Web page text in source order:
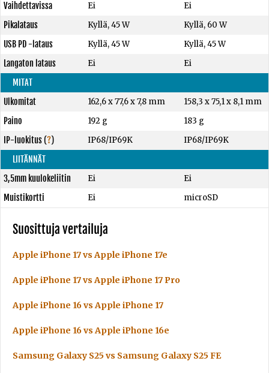
Vaihdettavissa
Ei
Ei
Pikalataus
Kyllä, 45 W
Kyllä, 60 W
USB PD -lataus
Kyllä, 45 W
Kyllä, 45 W
Langaton lataus
Ei
Ei
MITAT
Ulkomitat
162,6 x 77,6 x 7,8 mm
158,3 x 75,1 x 8,1 mm
Paino
192 g
183 g
IP-luokitus(?) IP68/IP69K
IP68/IP69K
LIITÄNNÄT
3,5mm kuulokeliitin
Ei
Ei
Muistikortti
Ei microSD
Suosittuja vertailuja
Apple iPhone 17 vs Apple iPhone 17e
Apple iPhone 17 vs Apple iPhone 17 Pro
Apple iPhone 16 vs Apple iPhone 17
Apple iPhone 16 vs Apple iPhone 16e
Samsung Galaxy S25 vs Samsung Galaxy S25 FE